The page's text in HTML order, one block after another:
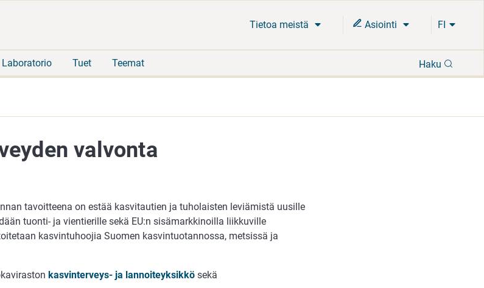
Tietoa meistä Asiointi FI
Laboratorio Tuet Teemat Haku
valvonta
tavoitteena on estää kasvitautien ja tuholaisten leviämistä uusille
tuonti- ja vientierille sekä EU:n sisämarkkinoilla liikkuville
kasvintuhoojia Suomen kasvintuotannossa, metsissä ja
kasvinterveys- ja lannoiteyksikkö sekä